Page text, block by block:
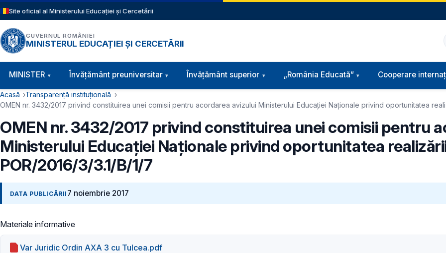
Sari la conținutul principal
Site oficial al Ministerului Educației și Cercetării
GUVERNUL ROMÂNIEI
MINISTERUL EDUCAȚIEI ȘI CERCETĂRII
Navigație principală
MINISTER Învăţământ preuniversitar Învățământ superior „România Educată” Cooperare
Cale de navigare
Acasă
Transparență instituțională
OMEN nr. 3432/2017 privind constituirea unei comisii pentru acordarea avizului Ministerului Educației Naționale privind oportunitatea
OMEN nr. 3432/2017 privind constituirea unei comisii pentru
Ministerului Educației Naționale privind oportunitatea
POR/2016/3/3.1/B/1/7
DATA PUBLICĂRII 7 noiembrie 2017
Materiale informative
Var Juridic Ordin AXA 3 cu Tulcea.pdf